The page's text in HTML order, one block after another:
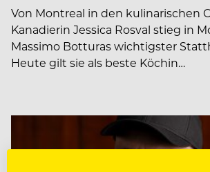
Von Montreal in den kulinarischen
Kanadierin Jessica Rosval stieg in
Massimo Botturas wichtigster
Heute gilt sie als beste Köchin…